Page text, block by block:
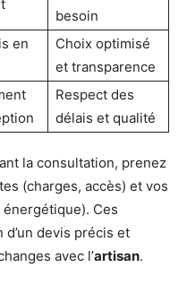
besoin
en
Choix optimisé
et transparence
Respect des
délais et qualité
la consultation, prenez
(charges, accès) et vos
Ces
devis précis et
avec l’artisan.